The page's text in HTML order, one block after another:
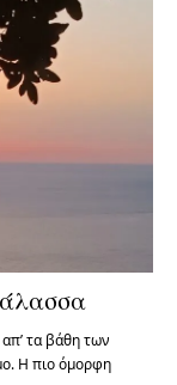
τα βάθη των
Η πιο όμορφη